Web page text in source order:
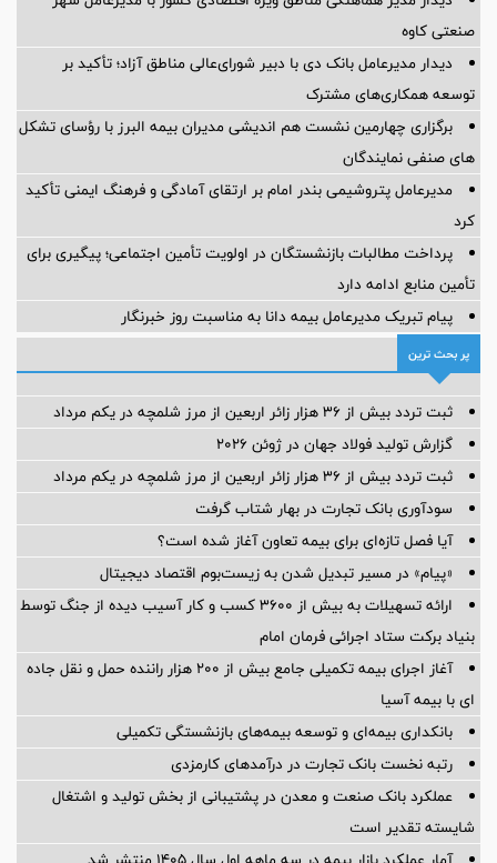
قرقیزستان شد
بانک مهر ایران بیش از ۷۰ میلیارد تومان به برنامه‌های مسئولیت
اجتماعی اختصاص داد
دیدار مدیر هماهنگی مناطق ویژه اقتصادی کشور با مدیرعامل شهر
صنعتی کاوه
دیدار مدیرعامل بانک دی با دبیر شورای‌عالی مناطق آزاد؛ تأکید بر
توسعه همکاری‌های مشترک
برگزاری چهارمین نشست هم اندیشی مدیران بیمه البرز با رؤسای تشکل
های صنفی نمایندگان
مدیرعامل پتروشیمی بندر امام بر ارتقای آمادگی و فرهنگ ایمنی تأکید
کرد
پرداخت مطالبات بازنشستگان در اولویت تأمین اجتماعی؛ پیگیری برای
تأمین منابع ادامه دارد
پیام ‌تبریک‌ مدیرعامل بیمه دانا به مناسبت روز خبرنگار
پر بحث ترین
ثبت تردد بیش از ۳۶ هزار زائر اربعین از مرز شلمچه در یکم مرداد
گزارش تولید فولاد جهان در ژوئن ۲۰۲۶
ثبت تردد بیش از ۳۶ هزار زائر اربعین از مرز شلمچه در یکم مرداد
سودآوری بانک تجارت در بهار شتاب گرفت
آیا فصل تازه‌ای برای بیمه تعاون آغاز شده است؟
«پیام» در مسیر تبدیل شدن به زیست‌بوم اقتصاد دیجیتال
ارائه تسهیلات به بیش از ۳۶۰۰ کسب و کار آسیب دیده از جنگ توسط
بنیاد برکت ستاد اجرائی فرمان امام
آغاز اجرای بیمه تکمیلی جامع بیش از ۲۰۰ هزار راننده حمل و نقل جاده
ای با بیمه آسیا
بانکداری بیمه‌ای و توسعه بیمه‌های بازنشستگی تکمیلی